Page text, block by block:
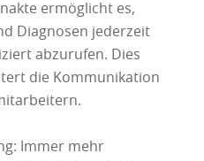
ermöglicht es,
Diagnosen jederzeit
abzurufen. Dies
die Kommunikation
Immer mehr